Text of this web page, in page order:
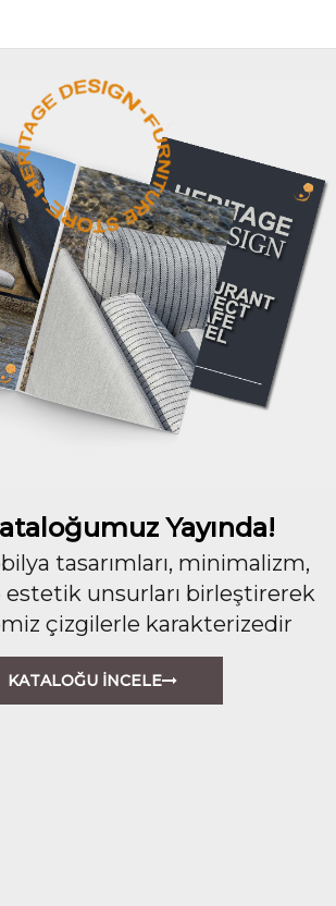
Yayında!
tasarımları, minimalizm,
estetik unsurları birleştirerek
çizgilerle karakterizedir
KATALOĞU İNCELE